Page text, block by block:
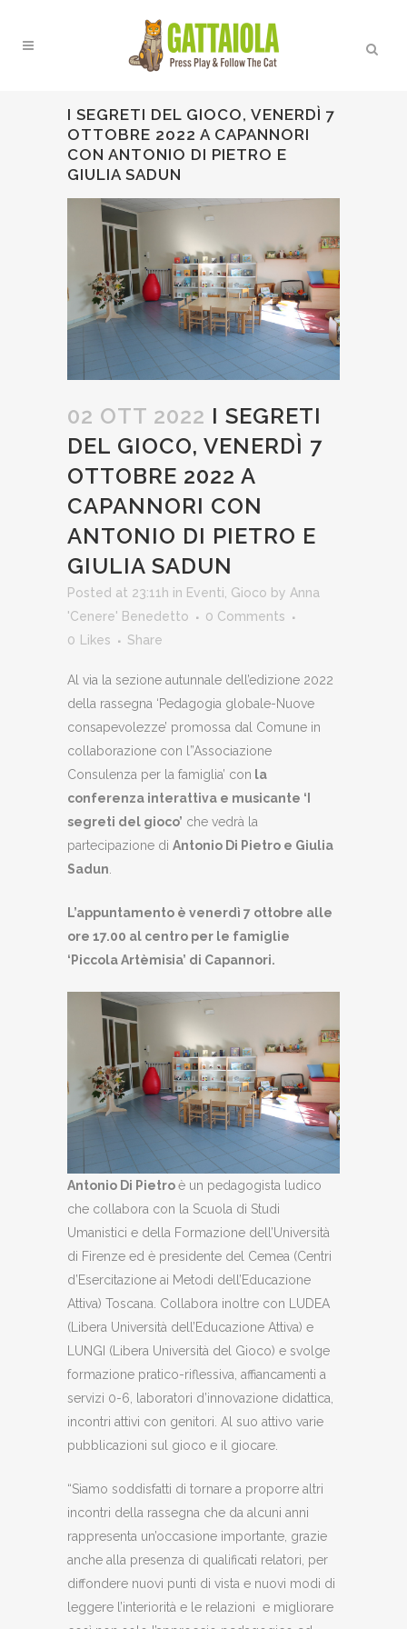
I SEGRETI DEL GIOCO, VENERDÌ 7
OTTOBRE 2022 A CAPANNORI
CON ANTONIO DI PIETRO E
GIULIA SADUN
02 OTT 2022 I SEGRETI
DEL GIOCO, VENERDÌ 7
OTTOBRE 2022 A
CAPANNORI CON
ANTONIO DI PIETRO E
GIULIA SADUN
Posted at 23:11h in Eventi Gioco by Anna
'Cenere' Benedetto
0 Comments
0
Likes Share
Al via la sezione autunnale dell’edizione 2022
della rassegna ‘Pedagogia globale-Nuove
consapevolezze’ promossa dal Comune in
collaborazione con l”Associazione
Consulenza per la famiglia’ con la
conferenza interattiva e musicante ‘I
segreti del gioco’ che vedrà la
partecipazione di Antonio Di Pietro e Giulia
Sadun
L’appuntamento è venerdì 7 ottobre alle
ore 17.00 al centro per le famiglie
‘Piccola Artèmisia’ di Capannori.
Antonio Di Pietroè un pedagogista ludico
che collabora con la Scuola di Studi
Umanistici e della Formazione dell’Università
di Firenze ed è presidente del Cemea (Centri
d’Esercitazione ai Metodi dell’Educazione
Attiva) Toscana. Collabora inoltre con LUDEA
(Libera Università dell’Educazione Attiva) e
LUNGI (Libera Università del Gioco) e svolge
formazione pratico-riflessiva, affiancamenti a
servizi 0-6, laboratori d’innovazione didattica,
incontri attivi con genitori. Al suo attivo varie
pubblicazioni sul gioco e il giocare.
“Siamo soddisfatti di tornare a proporre altri
incontri della rassegna che da alcuni anni
rappresenta un’occasione importante, grazie
anche alla presenza di qualificati relatori, per
diffondere nuovi punti di vista e nuovi modi di
leggere l’interiorità e le relazioni e migliorare